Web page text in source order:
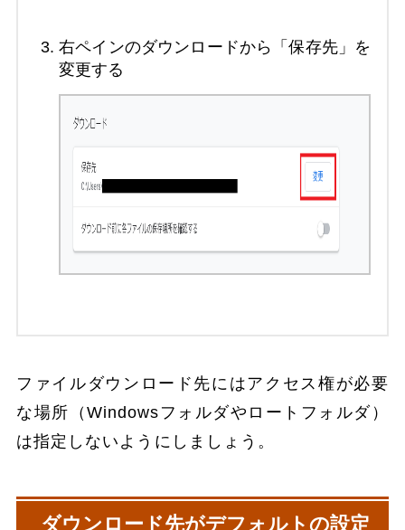
右ペインのダウンロードから「保存先」を
変更する
ファイルダウンロード先にはアクセス権が必要
な場所（Windowsフォルダやロートフォルダ）
は指定しないようにしましょう。
ダウンロード先がデフォルトの設定